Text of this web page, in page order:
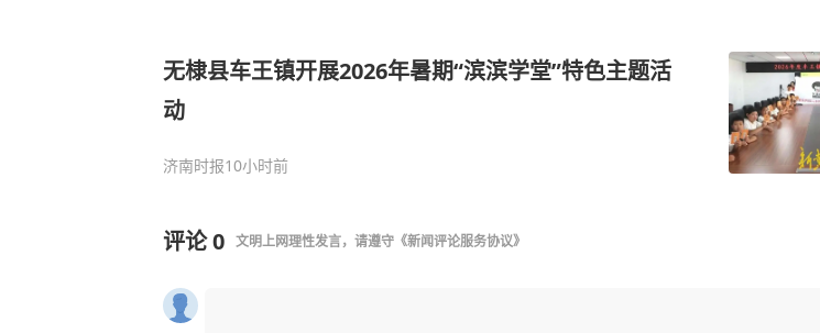
无棣县车王镇开展2026年暑期“滨滨学堂”特色主题活
动
济南时报10小时前
评论0 文明上网理性发言，请遵守 《新闻评论服务协议》